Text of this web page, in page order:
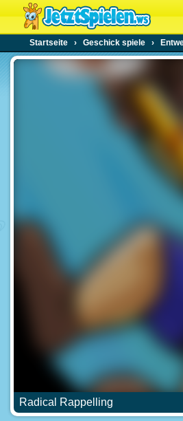
Startseite › Geschick spiele ›
Radical Rappelling